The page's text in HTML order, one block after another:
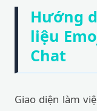
Hướng
liệu
Chat
Giao diện làm